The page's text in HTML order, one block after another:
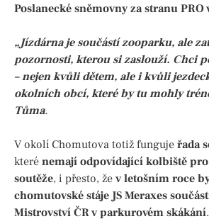
Poslanecké sněmovny za stranu
„Jízdárna je součástí zooparku, ale
pozornosti, kterou si zaslouží. Chci
– nejen kvůli dětem, ale i kvůli
okolních obcí, které by tu mohly
Tůma.
V okolí Chomutova totiž funguje řada
které nemají odpovídající kolbiště
soutěže, i přesto, že v letošním roce
chomutovské stáje JS Meraxes
Mistrovství ČR v parkurovém skákání